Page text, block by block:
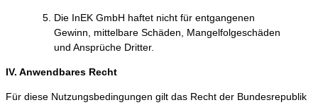
Die InEK GmbH haftet nicht für entgangenen
Gewinn, mittelbare Schäden, Mangelfolgeschäden
und Ansprüche Dritter.
IV. Anwendbares Recht
Für diese Nutzungsbedingungen gilt das Recht der Bundesrepublik